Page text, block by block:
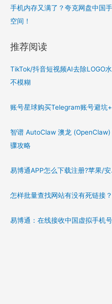
手机内存又满了？夸克网盘中国
空间！
推荐阅读
TikTok/抖音短视频AI去除LOGO
不模糊
账号星球购买Telegram账号避坑
智谱 AutoClaw 澳龙
骤攻略
易博通APP怎么下载注册?苹果/
怎样批量查找网站有没有死链接
易博通：在线接收中国虚拟手机